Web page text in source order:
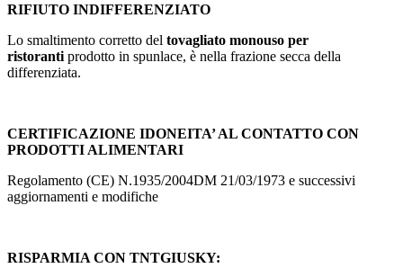
RIFIUTO INDIFFERENZIATO
Lo smaltimento corretto del tovagliato monouso per
ristoranti prodotto in spunlace, è nella frazione secca della
differenziata.
CERTIFICAZIONE IDONEITA’ AL CONTATTO CON
PRODOTTI ALIMENTARI
Regolamento (CE) N.1935/2004DM 21/03/1973 e successivi
aggiornamenti e modifiche
RISPARMIA CON TNTGIUSKY: